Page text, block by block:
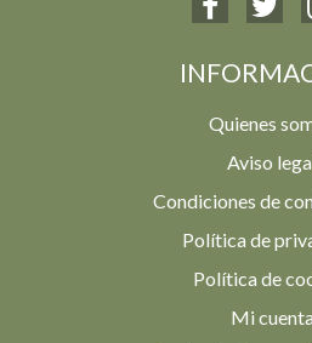
Quienes
Aviso
Condiciones de
Política de
Política de
Mi cuenta